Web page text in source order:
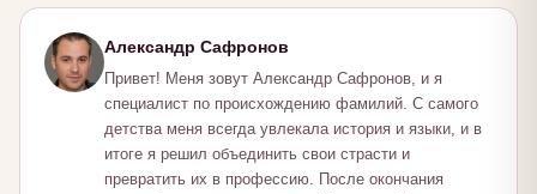
Александр Сафронов
Привет! Меня зовут Александр Сафронов, и я
специалист по происхождению фамилий. С самого
детства меня всегда увлекала история и языки, и в
итоге я решил объединить свои страсти и
превратить их в профессию. После окончания